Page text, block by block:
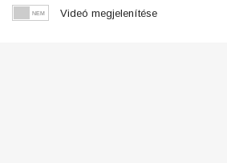
Videó megjelenítése